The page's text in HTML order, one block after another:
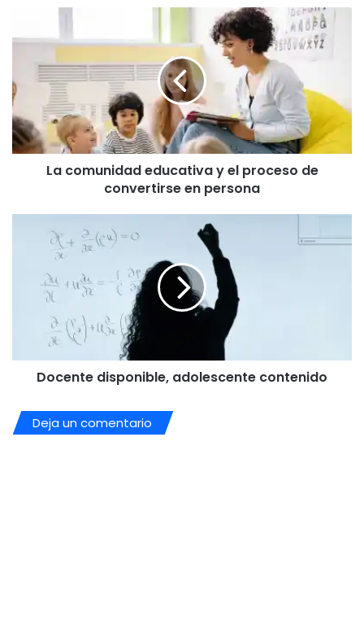
educativa
el
proceso
de
convertirse
en
personaLa comunidad educativa y el proceso de
convertirse en persona
disponible,
adolescente
contenido
Docente disponible, adolescente contenido
Deja un comentario